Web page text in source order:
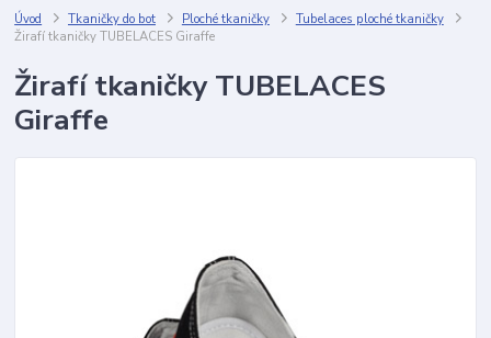
Úvod Tkaničky do bot Ploché tkaničky
Tubelaces ploché tkaničky
Žirafí tkaničky TUBELACES Giraffe
Žirafí tkaničky TUBELACES
Giraffe